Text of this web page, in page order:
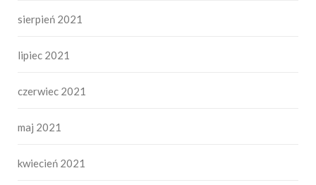
sierpień 2021
lipiec 2021
czerwiec 2021
maj 2021
kwiecień 2021